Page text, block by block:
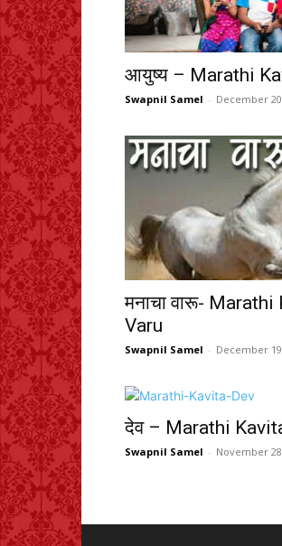
आयुष्य – Marathi
Swapnil Samel - December
मनाचा वारू-
Varu
Swapnil Samel - December
देव – Marathi
Swapnil Samel - November